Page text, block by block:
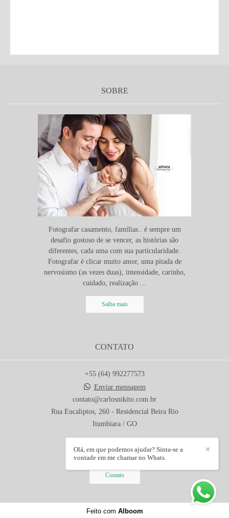
SOBRE
Fotografar casamento, famílias.. é sempre um
desafio gostoso de se vencer, as histórias são
diferentes, cada uma com sua particularidade.
Fotografar é clicar muito amor, uma pitada de
nervosismo (as vezes duas), intensidade, carinho,
cuidado, realização ...
Saiba mais
CONTATO
+55 (64) 992277573
Enviar mensagem
contato@carlosnikito.com.br
Rua Eucaliptos, 260 - Residencial Beira Rio
Itumbiara / GO
Contato
✕
Olá, em que podemos ajudar? Sinta-se a
vontade em me chamar no Whats.
Feito com Alboom